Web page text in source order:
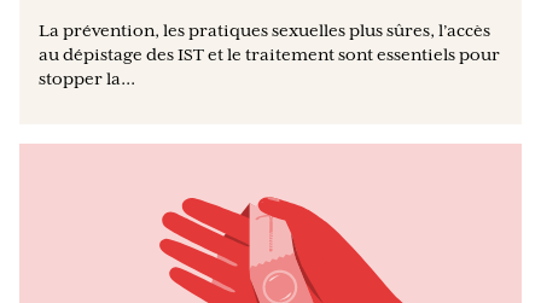
La prévention, les pratiques sexuelles plus sûres, l’accès
au dépistage des IST et le traitement sont essentiels pour
stopper la...